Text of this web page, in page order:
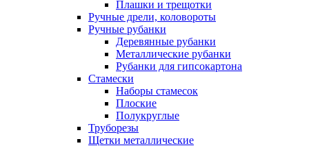
Плашки и трещотки
Ручные дрели, коловороты
Ручные рубанки
Деревянные рубанки
Металлические рубанки
Рубанки для гипсокартона
Стамески
Наборы стамесок
Плоские
Полукруглые
Труборезы
Щетки металлические